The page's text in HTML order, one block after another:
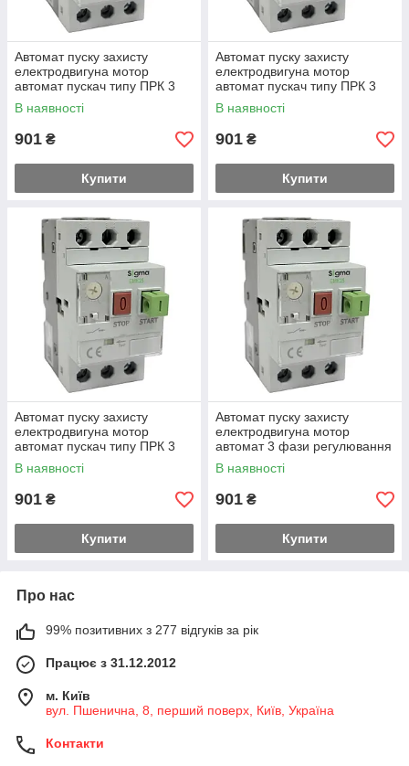
Автомат пуску захисту
електродвигуна мотор
автомат пускач типу ПРК 3
фази регулювання теплового
струму 0,40 - 0,63 А, струм к.
В наявності
901 ₴
Купити
Автомат пуску захисту
електродвигуна мотор
автомат пускач типу ПРК 3
фази регулювання теплового
струму 0,25 - 0,4 А, струм к.
В наявності
901 ₴
Купити
Автомат пуску захисту
електродвигуна мотор
автомат пускач типу ПРК 3
фази регулювання теплового
струму 0,16 - 0,25 А, струм к.
В наявності
901 ₴
Купити
Автомат пуску захисту
електродвигуна мотор
автомат 3 фази регулювання
струму 0,11 - 0,16 А, ток
к.з.100 кА
В наявності
901 ₴
Купити
Про нас
99% позитивних з 277 відгуків за рік
Працює з 31.12.2012
м. Київ
вул. Пшенична, 8, перший поверх, Київ, Україна
Контакти